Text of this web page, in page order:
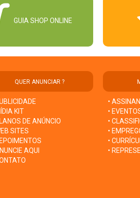
GUIA SHOP ONLINE
QUER ANUNCIAR ?
KIT
DE ANÚNCIO
SITES
AQUI
•
•
•
•
•
•